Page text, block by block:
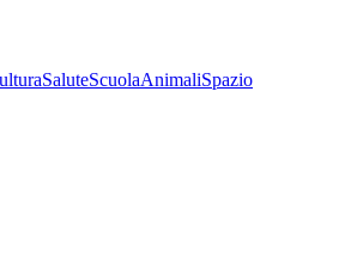
SaluteScuolaAnimaliSpazio